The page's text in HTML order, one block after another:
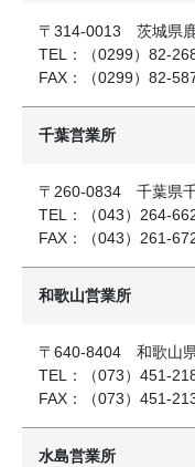
〒314-0013 茨城県
TEL：（0299）82-
FAX：（0299）82-
千葉営業所
〒260-0834 千葉県
TEL：（043）264-
FAX：（043）261-
和歌山営業所
〒640-8404 和歌山
TEL：（073）451-
FAX：（073）451-
水島営業所